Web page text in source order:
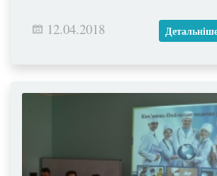
12.04.2018